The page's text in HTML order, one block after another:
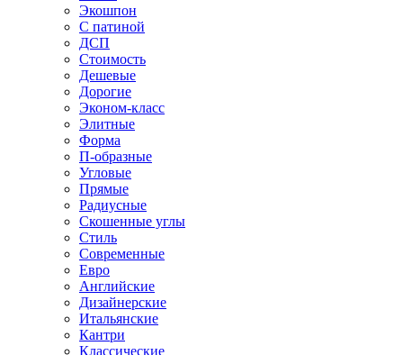
Экошпон
С патиной
ДСП
Стоимость
Дешевые
Дорогие
Эконом-класс
Элитные
Форма
П-образные
Угловые
Прямые
Радиусные
Скошенные углы
Стиль
Современные
Евро
Английские
Дизайнерские
Итальянские
Кантри
Классические